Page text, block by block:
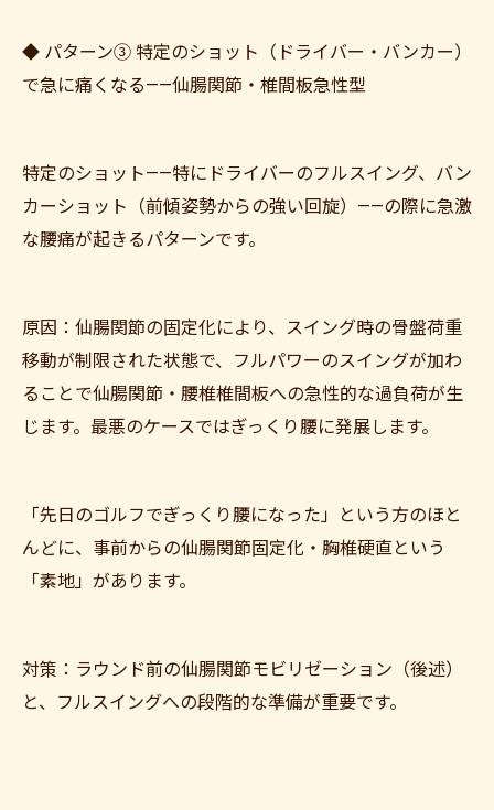
◆ パターン③ 特定のショット（ドライバー・バンカー）
で急に痛くなる——仙腸関節・椎間板急性型
特定のショット——特にドライバーのフルスイング、バン
カーショット（前傾姿勢からの強い回旋）——の際に急激
な腰痛が起きるパターンです。
原因：仙腸関節の固定化により、スイング時の骨盤荷重
移動が制限された状態で、フルパワーのスイングが加わ
ることで仙腸関節・腰椎椎間板への急性的な過負荷が生
じます。最悪のケースではぎっくり腰に発展します。
「先日のゴルフでぎっくり腰になった」という方のほと
んどに、事前からの仙腸関節固定化・胸椎硬直という
「素地」があります。
対策：ラウンド前の仙腸関節モビリゼーション（後述）
と、フルスイングへの段階的な準備が重要です。